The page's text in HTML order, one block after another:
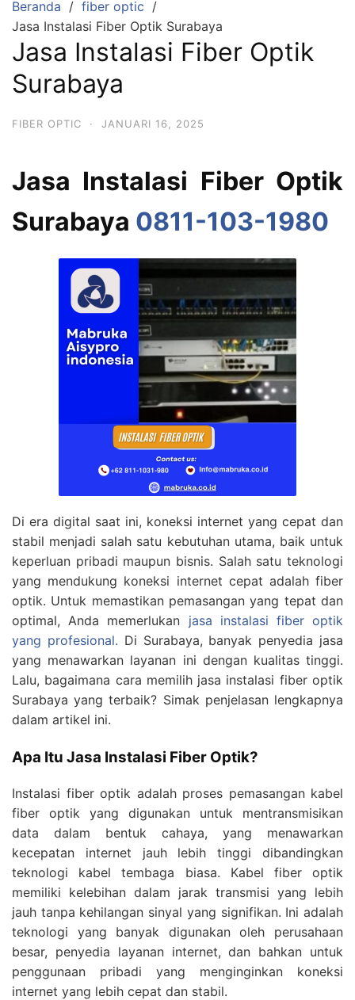
Beranda
fiber optic
Jasa Instalasi Fiber Optik Surabaya
Jasa Instalasi Fiber Optik
Surabaya
FIBER OPTIC · JANUARI 16, 2025
Jasa Instalasi Fiber Optik
Surabaya 0811-103-1980
Di era digital saat ini, koneksi internet yang cepat dan
stabil menjadi salah satu kebutuhan utama, baik untuk
keperluan pribadi maupun bisnis. Salah satu teknologi
yang mendukung koneksi internet cepat adalah fiber
optik. Untuk memastikan pemasangan yang tepat dan
optimal, Anda memerlukan jasa instalasi fiber optik
yang profesional. Di Surabaya, banyak penyedia jasa
yang menawarkan layanan ini dengan kualitas tinggi.
Lalu, bagaimana cara memilih jasa instalasi fiber optik
Surabaya yang terbaik? Simak penjelasan lengkapnya
dalam artikel ini.
Apa Itu Jasa Instalasi Fiber Optik?
Instalasi fiber optik adalah proses pemasangan kabel
fiber optik yang digunakan untuk mentransmisikan
data dalam bentuk cahaya, yang menawarkan
kecepatan internet jauh lebih tinggi dibandingkan
teknologi kabel tembaga biasa. Kabel fiber optik
memiliki kelebihan dalam jarak transmisi yang lebih
jauh tanpa kehilangan sinyal yang signifikan. Ini adalah
teknologi yang banyak digunakan oleh perusahaan
besar, penyedia layanan internet, dan bahkan untuk
penggunaan pribadi yang menginginkan koneksi
internet yang lebih cepat dan stabil.